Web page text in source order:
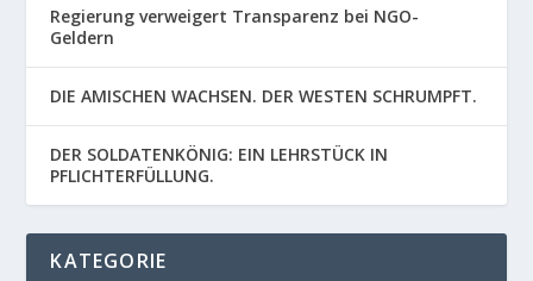
Regierung verweigert Transparenz bei NGO-
Geldern
DIE AMISCHEN WACHSEN. DER WESTEN SCHRUMPFT.
DER SOLDATENKÖNIG: EIN LEHRSTÜCK IN
PFLICHTERFÜLLUNG.
KATEGORIE